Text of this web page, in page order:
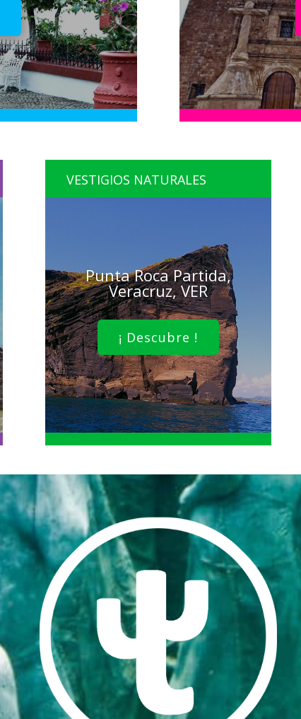
VESTIGIOS NATURALES
Punta Roca Partida,
Veracruz, VER
¡ Descubre !